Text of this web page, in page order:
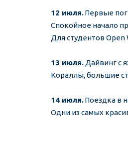
12 июля. Первые
Спокойное начало
Для студентов
13 июля. Дайвинг с
Кораллы, большие
14 июля. Поездка в
Одни из самых